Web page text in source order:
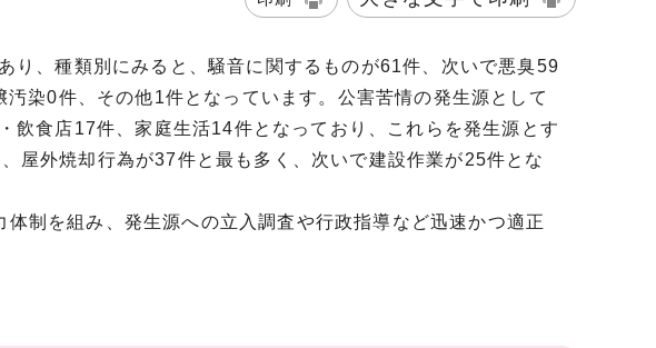
、種類別にみると、騒音に関するものが61件、次いで悪臭59
染0件、その他1件となっています。公害苦情の発生源として
飲食店17件、家庭生活14件となっており、これらを発生源とす
屋外焼却行為が37件と最も多く、次いで建設作業が25件とな
制を組み、発生源への立入調査や行政指導など迅速かつ適正